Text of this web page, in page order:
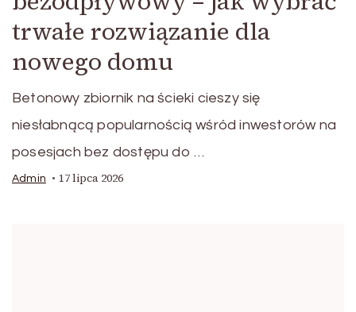
trwałe rozwiązanie dla
nowego domu
Betonowy zbiornik na ścieki cieszy się
niesłabnącą popularnością wśród inwestorów na
posesjach bez dostępu do …
Admin 17 lipca 2026